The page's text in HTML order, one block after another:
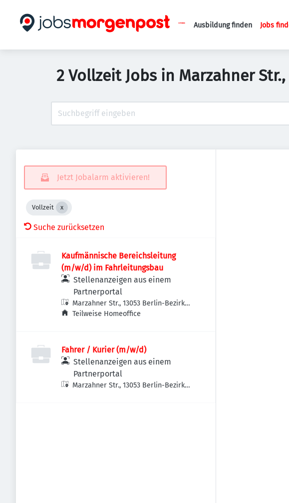
Ausbildung finden Jobs
2 Vollzeit Jobs in Marzahner
Jetzt Jobalarm aktivieren!
Vollzeit
Suche zurücksetzen
Kaufmännische Bereichsleitung
(m/w/d) im Fahrleitungsbau
Stellenanzeigen aus einem
Partnerportal
Marzahner Str., 13053 Berlin-Bezirk
Lichtenberg, Deutschland
Teilweise Homeoffice
Fahrer / Kurier (m/w/d)
Stellenanzeigen aus einem
Partnerportal
Marzahner Str., 13053 Berlin-Bezirk